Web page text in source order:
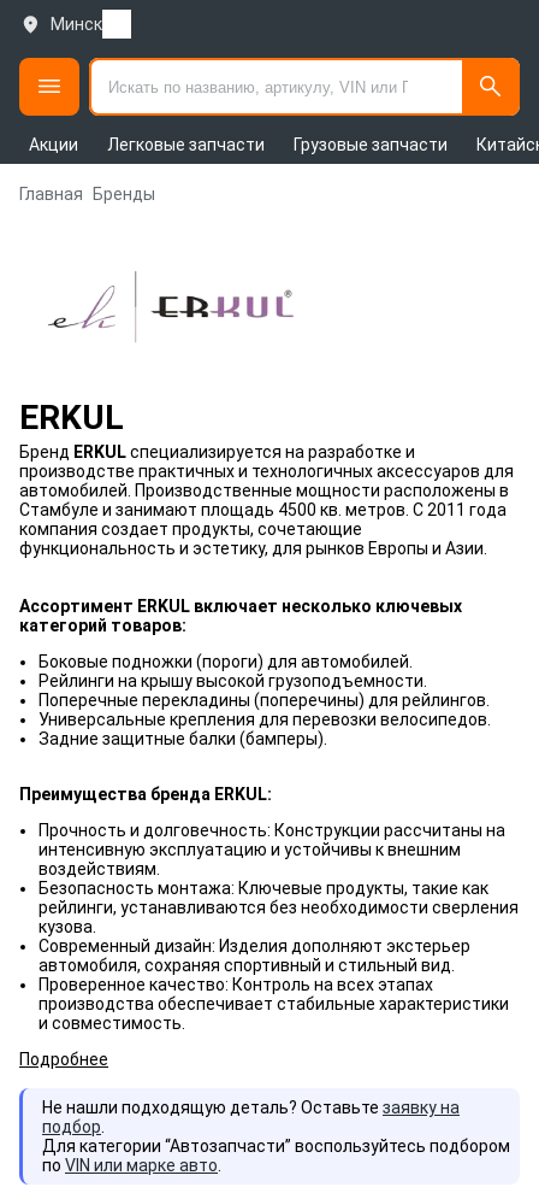
Минск
Акции Легковые запчасти Грузовые запчасти
Главная Бренды
ERKUL
Бренд ERKULспециализируется на разработке и
производстве практичных и технологичных аксессуаров для
автомобилей. Производственные мощности расположены в
Стамбуле и занимают площадь 4500 кв. метров. С 2011 года
компания создает продукты, сочетающие
функциональность и эстетику, для рынков Европы и Азии.
Ассортимент ERKUL включает несколько ключевых
категорий товаров:
Боковые подножки (пороги) для автомобилей.
Рейлинги на крышу высокой грузоподъемности.
Поперечные перекладины (поперечины) для рейлингов.
Универсальные крепления для перевозки велосипедов.
Задние защитные балки (бамперы).
Преимущества бренда ERKUL:
Прочность и долговечность: Конструкции рассчитаны на
интенсивную эксплуатацию и устойчивы к внешним
воздействиям.
Безопасность монтажа: Ключевые продукты, такие как
рейлинги, устанавливаются без необходимости сверления
кузова.
Современный дизайн: Изделия дополняют экстерьер
автомобиля, сохраняя спортивный и стильный вид.
Проверенное качество: Контроль на всех этапах
производства обеспечивает стабильные характеристики
и совместимость.
Подробнее
Не нашли подходящую деталь? Оставьте заявку на
подбор
Для категории “Автозапчасти” воспользуйтесь подбором
по VIN или марке авто